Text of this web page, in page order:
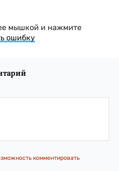
мышкой и нажмите
ошибку
комментировать